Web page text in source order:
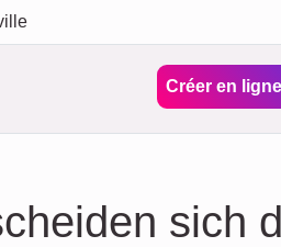
Créer en ligne
sich